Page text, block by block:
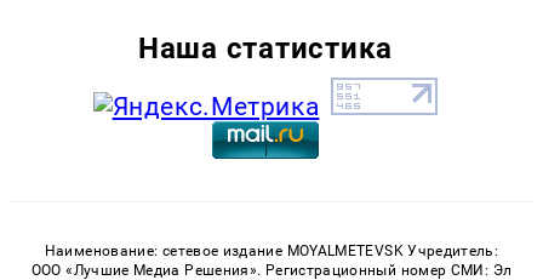
Наша статистика
Наименование: сетевое издание MOYALMETEVSK Учредитель:
ООО «Лучшие Медиа Решения». Регистрационный номер СМИ: Эл